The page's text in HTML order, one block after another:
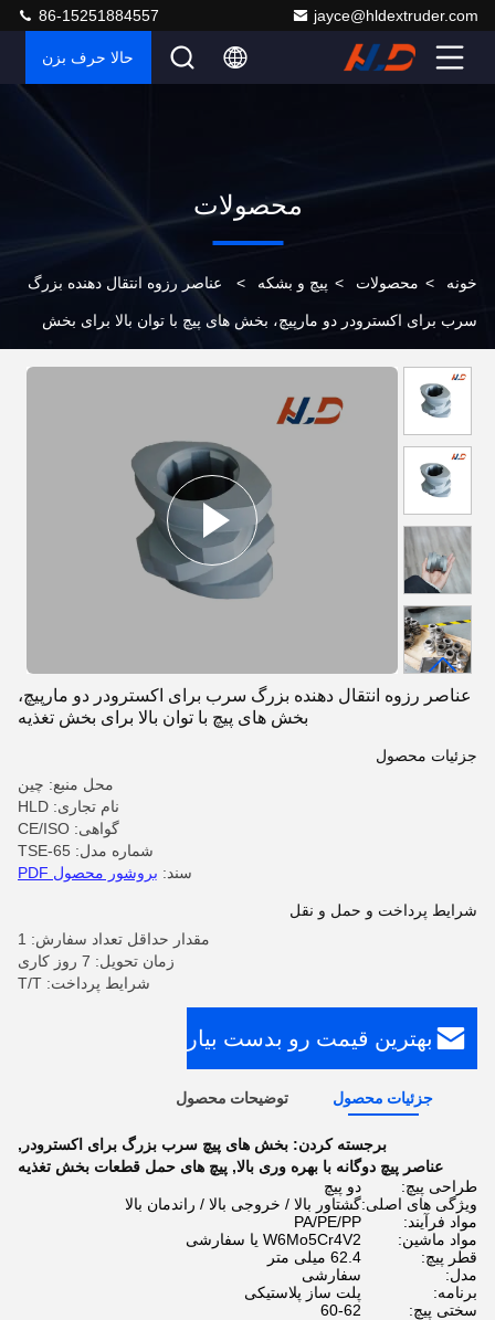
jayce@hldextruder.com
86-15251884557
حالا حرف بزن
محصولات
خونه > محصولات > پیچ و بشکه > عناصر رزوه انتقال دهنده بزرگ
سرب برای اکسترودر دو مارپیچ، بخش های پیچ با توان بالا برای بخش
عناصر رزوه انتقال دهنده بزرگ سرب برای اکسترودر دو مارپیچ،
بخش های پیچ با توان بالا برای بخش تغذیه
جزئیات محصول
محل منبع: چین
نام تجاری: HLD
گواهی: CE/ISO
شماره مدل: TSE-65
سند: بروشور محصول PDF
شرایط پرداخت و حمل و نقل
مقدار حداقل تعداد سفارش: 1
زمان تحویل: 7 روز کاری
شرایط پرداخت: T/T
بهترین قیمت رو بدست بیار
جزئیات محصول توضیحات محصول
برجسته کردن: بخش های پیچ سرب بزرگ برای اکسترودر ,
عناصر پیچ دوگانه با بهره وری بالا, پیچ های حمل قطعات بخش تغذیه
طراحی پیچ:
دو پیچ
ویژگی های اصلی:گشتاور بالا / خروجی بالا / راندمان بالا
مواد فرآیند:
PA/PE/PP
مواد ماشین:
W6Mo5Cr4V2 یا سفارشی
قطر پیچ:
62.4 میلی متر
مدل:
سفارشی
برنامه:
پلت ساز پلاستیکی
سختی پیچ:
60-62